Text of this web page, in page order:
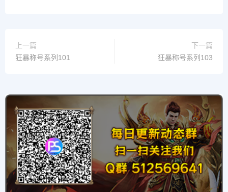
上一篇
狂暴称号系列101
下一篇
狂暴称号系列103